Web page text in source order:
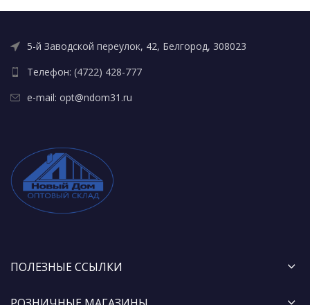
5-й Заводской переулок, 42, Белгород, 308023
Телефон: (4722) 428-777
e-mail: opt@ndom31.ru
ПОЛЕЗНЫЕ ССЫЛКИ